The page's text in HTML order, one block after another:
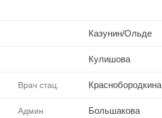
Казунин/Ольде
Кулишова
Врач стац. Краснобородкина
Админ Большакова